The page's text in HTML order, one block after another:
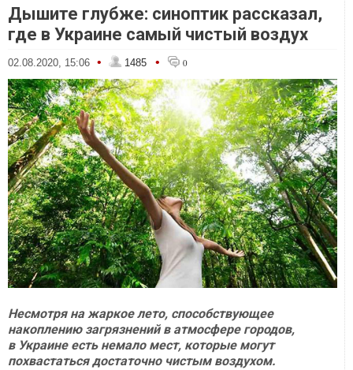
Дышите глубже: синоптик рассказал,
где в Украине самый чистый воздух
02.08.2020, 15:06 • 1485 • 0
Несмотря на жаркое лето, способствующее
накоплению загрязнений в атмосфере городов,
в Украине есть немало мест, которые могут
похвастаться достаточно чистым воздухом.